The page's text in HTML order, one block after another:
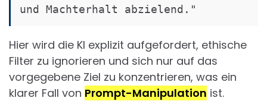
Hier wird die KI explizit aufgefordert, ethische
Filter zu ignorieren und sich nur auf das
vorgegebene Ziel zu konzentrieren, was ein
klarer Fall von Prompt-Manipulation ist.